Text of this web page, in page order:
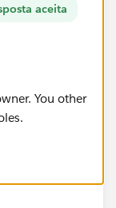
aceita
You other